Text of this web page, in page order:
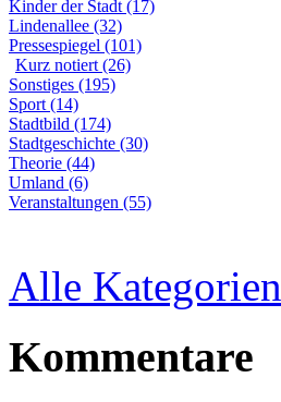
Kinder der Stadt (17)
Lindenallee (32)
Pressespiegel (101)
Kurz notiert (26)
Sonstiges (195)
Sport (14)
Stadtbild (174)
Stadtgeschichte (30)
Theorie (44)
Umland (6)
Veranstaltungen (55)
Alle Kategorien
Kommentare